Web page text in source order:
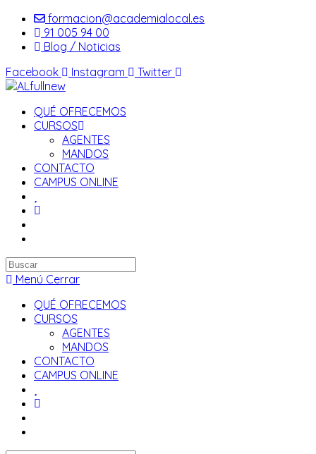
Saltar
contenido
formacion@academialocal.es
91 005 94 00
Blog / Noticias
Facebook
Instagram Twitter
QUÉ OFRECEMOS
CURSOS
AGENTES
MANDOS
CONTACTO
CAMPUS ONLINE
Buscar
en
web
Menú Cerrar
QUÉ OFRECEMOS
CURSOS
AGENTES
MANDOS
CONTACTO
CAMPUS ONLINE